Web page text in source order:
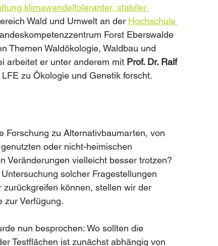
klimawandeltoleranter, stabiler
Wald und Umwelt an der Hochschule
Forst Eberswalde
Themen Waldökologie, Waldbau und
arbeitet er unter anderem mit Prof. Dr. Ralf
zu Ökologie und Genetik forscht.
Forschung zu Alternativbaumarten, von
oder nicht-heimischen
Veränderungen vielleicht besser trotzen?
solcher Fragestellungen
können, stellen wir der
zur Verfügung.
nun besprochen: Wo sollten die
Testflächen ist zunächst abhängig von